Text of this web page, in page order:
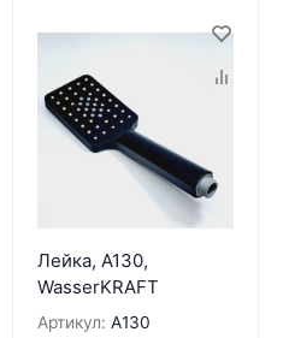
Лейка, A130,
WasserKRAFT
Артикул: A130